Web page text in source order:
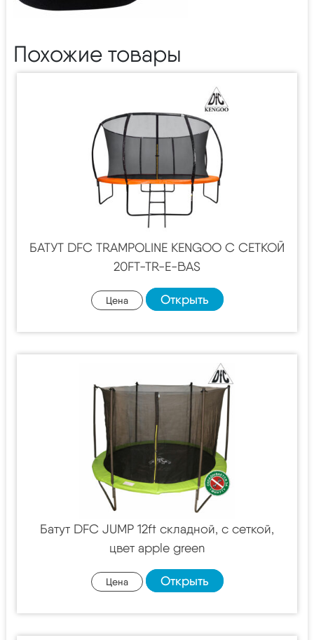
Похожие товары
БАТУТ DFC TRAMPOLINE KENGOO С СЕТКОЙ
20FT-TR-E-BAS
Цена Открыть
Батут DFC JUMP 12ft складной, c сеткой,
цвет apple green
Цена Открыть